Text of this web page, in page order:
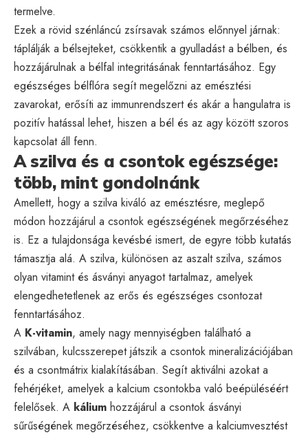
termelve.
Ezek a rövid szénláncú zsírsavak számos előnnyel járnak:
táplálják a bélsejteket, csökkentik a gyulladást a bélben, és
hozzájárulnak a bélfal integritásának fenntartásához. Egy
egészséges bélflóra segít megelőzni az emésztési
zavarokat, erősíti az immunrendszert és akár a hangulatra is
pozitív hatással lehet, hiszen a bél és az agy között szoros
kapcsolat áll fenn.
A szilva és a csontok egészsége:
több, mint gondolnánk
Amellett, hogy a szilva kiváló az emésztésre, meglepő
módon hozzájárul a csontok egészségének megőrzéséhez
is. Ez a tulajdonsága kevésbé ismert, de egyre több kutatás
támasztja alá. A szilva, különösen az aszalt szilva, számos
olyan vitamint és ásványi anyagot tartalmaz, amelyek
elengedhetetlenek az erős és egészséges csontozat
fenntartásához.
A K-vitamin, amely nagy mennyiségben található a
szilvában, kulcsszerepet játszik a csontok mineralizációjában
és a csontmátrix kialakításában. Segít aktiválni azokat a
fehérjéket, amelyek a kalcium csontokba való beépüléséért
felelősek. A kálium hozzájárul a csontok ásványi
sűrűségének megőrzéséhez, csökkentve a kalciumvesztést